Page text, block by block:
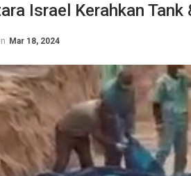
Israel Kerahkan
Mar 18, 2024